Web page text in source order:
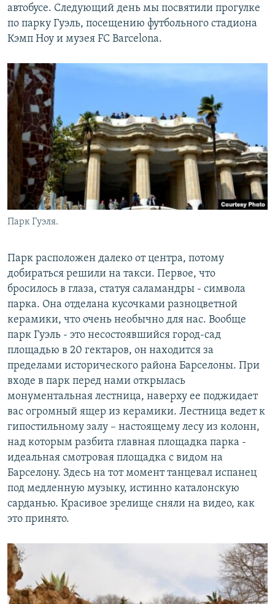
автобусе. Следующий день мы посвятили прогулке
по парку Гуэль, посещению футбольного стадиона
Кэмп Ноу и музея FC Barcelona.
Парк Гуэля.
Парк расположен далеко от центра, потому
добираться решили на такси. Первое, что
бросилось в глаза, статуя саламандры - символа
парка. Она отделана кусочками разноцветной
керамики, что очень необычно для нас. Вообще
парк Гуэль - это несостоявшийся город-сад
площадью в 20 гектаров, он находится за
пределами исторического района Барселоны. При
входе в парк перед нами открылась
монументальная лестница, наверху ее поджидает
вас огромный ящер из керамики. Лестница ведет к
гипостильному залу – настоящему лесу из колонн,
над которым разбита главная площадка парка -
идеальная смотровая площадка с видом на
Барселону. Здесь на тот момент танцевал испанец
под медленную музыку, истинно каталонскую
сарданью. Красивое зрелище сняли на видео, как
это принято.